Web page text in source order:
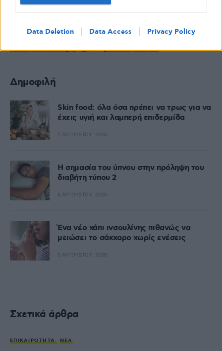
Data Deletion Data Access Privacy Policy
Δημοφιλή
Skin food: όλα όσα πρέπει να τρως για να
έχεις υγιή και λαμπερή επιδερμίδα
7 ΑΥΓΟΎΣΤΟΥ, 2026
Η σημασία του ύπνου στην πρόληψη του
διαβήτη τύπου 2
6 ΑΥΓΟΎΣΤΟΥ, 2026
Ένα νέο χάπι ινσουλίνης πιθανώς να
μειώσει το σάκχαρο χωρίς ενέσεις
5 ΑΥΓΟΎΣΤΟΥ, 2026
Σχετικά άρθρα
ΕΠΙΚΑΙΡΌΤΗΤΑ ΝΈΑ